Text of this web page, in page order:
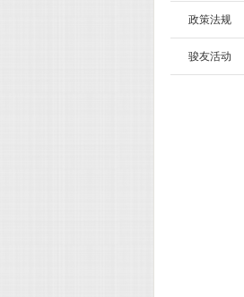
政策法规
骏友活动